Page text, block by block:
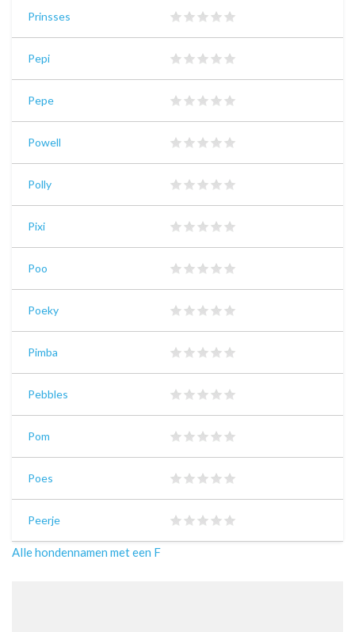
Prinsses
Pepi
Pepe
Powell
Polly
Pixi
Poo
Poeky
Pimba
Pebbles
Pom
Poes
Peerje
Alle hondennamen met een F